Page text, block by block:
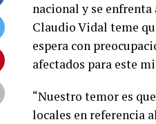
nacional y se
Claudio Vidal teme
espera con
afectados para este
“Nuestro temor es
locales en referencia